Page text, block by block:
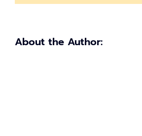
About the Author: